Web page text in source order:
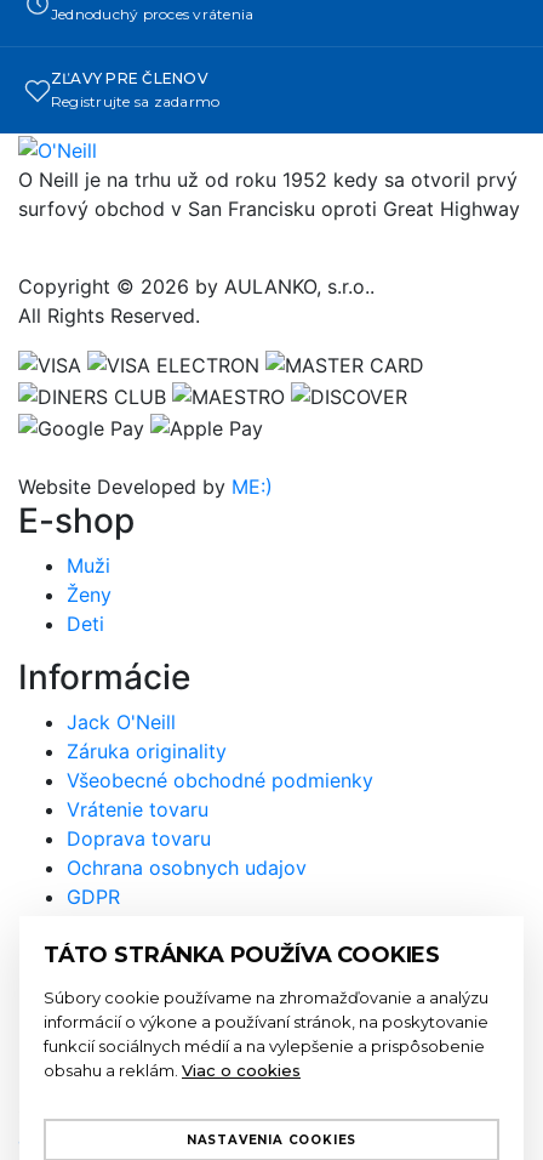
Jednoduchý proces vrátenia
ZĽAVY PRE ČLENOV
Registrujte sa zadarmo
O Neill je na trhu už od roku 1952 kedy sa otvoril prvý
surfový obchod v San Francisku oproti Great Highway
Copyright © 2026 by AULANKO, s.r.o..
All Rights Reserved.
Website Developed by ME:)
E-shop
Muži
Ženy
Deti
Informácie
Jack O'Neill
Záruka originality
Všeobecné obchodné podmienky
Vrátenie tovaru
Doprava tovaru
Ochrana osobnych udajov
GDPR
Prihláste sa na odber
newslettra a nenechajte si újsť
naše akcie a novinky
osobných údajov
TÁTO STRÁNKA POUŽÍVA COOKIES
Súbory cookie používame na zhromažďovanie a analýzu
informácií o výkone a používaní stránok, na poskytovanie
funkcií sociálnych médií a na vylepšenie a prispôsobenie
obsahu a reklám. Viac o cookies
NASTAVENIA COOKIES